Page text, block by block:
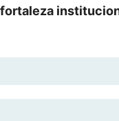
fortaleza